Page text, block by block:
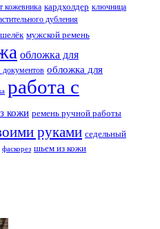
кожевника кардхолдер ключница
дубления
мужской ремень
обложка для
документов обложка для
работа с
кожи ремень ручной работы
руками седельный
фаскорез шьем из кожи